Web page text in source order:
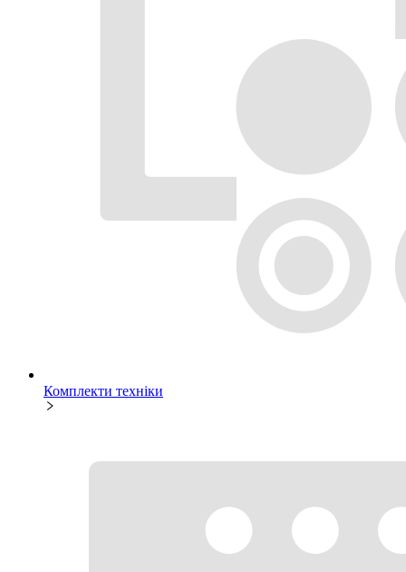
Комплекти техніки